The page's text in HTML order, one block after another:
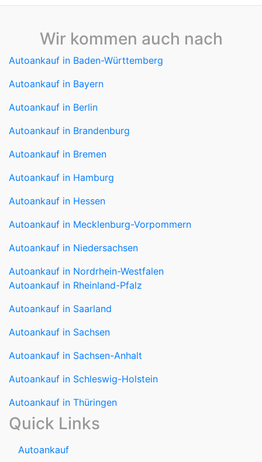
Wir kommen auch nach
Autoankauf in Baden-Württemberg
Autoankauf in Bayern
Autoankauf in Berlin
Autoankauf in Brandenburg
Autoankauf in Bremen
Autoankauf in Hamburg
Autoankauf in Hessen
Autoankauf in Mecklenburg-Vorpommern
Autoankauf in Niedersachsen
Autoankauf in Nordrhein-Westfalen
Autoankauf in Saarland
Autoankauf in Sachsen
Autoankauf in Sachsen-Anhalt
Autoankauf in Schleswig-Holstein
Autoankauf in Thüringen
Quick Links
Autoankauf
Autoverkauf